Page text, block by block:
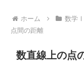
ホーム 数学
点間の距離
数直線上の点